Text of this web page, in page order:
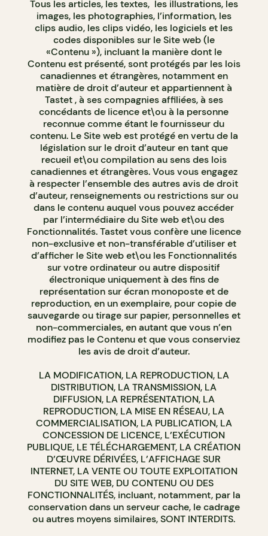
Tous les articles, les textes, les illustrations, les
images, les photographies, l’information, les
clips audio, les clips vidéo, les logiciels et les
codes disponibles sur le Site web (le
«Contenu »), incluant la manière dont le
Contenu est présenté, sont protégés par les lois
canadiennes et étrangères, notamment en
matière de droit d’auteur et appartiennent à
Tastet , à ses compagnies affiliées, à ses
concédants de licence et\ou à la personne
reconnue comme étant le fournisseur du
contenu. Le Site web est protégé en vertu de la
législation sur le droit d’auteur en tant que
recueil et\ou compilation au sens des lois
canadiennes et étrangères. Vous vous engagez
à respecter l’ensemble des autres avis de droit
d’auteur, renseignements ou restrictions sur ou
dans le contenu auquel vous pouvez accéder
par l’intermédiaire du Site web et\ou des
Fonctionnalités. Tastet vous confère une licence
non-exclusive et non-transférable d’utiliser et
d’afficher le Site web et\ou les Fonctionnalités
sur votre ordinateur ou autre dispositif
électronique uniquement à des fins de
représentation sur écran monoposte et de
reproduction, en un exemplaire, pour copie de
sauvegarde ou tirage sur papier, personnelles et
non-commerciales, en autant que vous n’en
modifiez pas le Contenu et que vous conserviez
les avis de droit d’auteur.
LA MODIFICATION, LA REPRODUCTION, LA
DISTRIBUTION, LA TRANSMISSION, LA
DIFFUSION, LA REPRÉSENTATION, LA
REPRODUCTION, LA MISE EN RÉSEAU, LA
COMMERCIALISATION, LA PUBLICATION, LA
CONCESSION DE LICENCE, L’EXÉCUTION
PUBLIQUE, LE TÉLÉCHARGEMENT, LA CRÉATION
D’ŒUVRE DÉRIVÉES, L’AFFICHAGE SUR
INTERNET, LA VENTE OU TOUTE EXPLOITATION
DU SITE WEB, DU CONTENU OU DES
FONCTIONNALITÉS, incluant, notamment, par la
conservation dans un serveur cache, le cadrage
ou autres moyens similaires, SONT INTERDITS.